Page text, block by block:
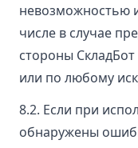
невозможностью
числе в случае
стороны
или по любому
8.2. Если при
обнаружены